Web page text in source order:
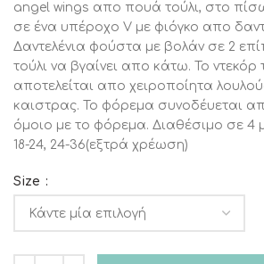
angel wings απο πουά τούλι, στο
σε ένα υπέροχο V με φιόγκο απο
Δαντελένια φούστα με βολάν σε 2
τούλι να βγαίνει απο κάτω. Το
αποτελείται απο χειροποίητα
καιστρας. Το φόρεμα συνοδέυεται
όμοιο με το φόρεμα. Διαθέσιμο σε 4
18-24, 24-36(εξτρά χρέωση)
Size